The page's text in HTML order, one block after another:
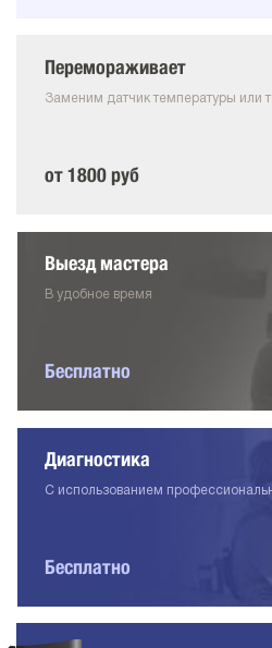
Перемораживает
Заменим датчик температуры или
от 1800 руб
Выезд мастера
В удобное время
Бесплатно
Диагностика
С использованием
Бесплатно